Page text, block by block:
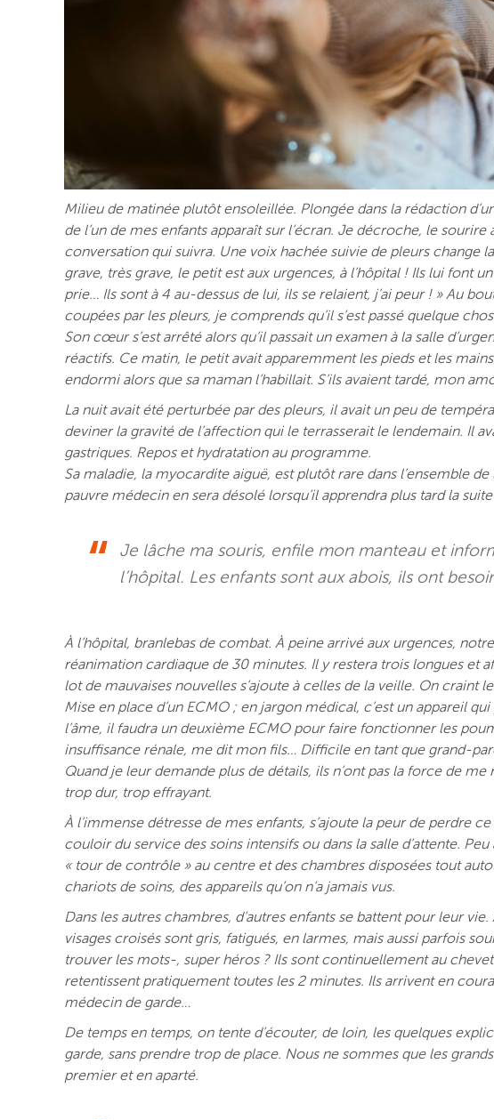
Milieu de matinée plutôt ensoleillée. Plongée dans la rédaction
de l’un de mes enfants apparaît sur l’écran. Je décroche, le
conversation qui suivra. Une voix hachée suivie de pleurs change
grave, très grave, le petit est aux urgences, à l’hôpital ! Ils lui font
prie… Ils sont à 4 au-dessus de lui, ils se relaient, j’ai peur ! » Au
coupées par les pleurs, je comprends qu’il s’est passé quelque
Son cœur s’est arrêté alors qu’il passait un examen à la salle
réactifs. Ce matin, le petit avait apparemment les pieds et les
endormi alors que sa maman l’habillait. S’ils avaient tardé, mon
La nuit avait été perturbée par des pleurs, il avait un peu de
deviner la gravité de l’affection qui le terrasserait le lendemain. Il
gastriques. Repos et hydratation au programme.
Sa maladie, la myocardite aiguë, est plutôt rare dans l’ensemble
pauvre médecin en sera désolé lorsqu’il apprendra plus tard la
Je lâche ma souris, enfile mon manteau et
l’hôpital. Les enfants sont aux abois, ils ont
À l’hôpital, branlebas de combat. À peine arrivé aux urgences,
réanimation cardiaque de 30 minutes. Il y restera trois longues et
lot de mauvaises nouvelles s’ajoute à celles de la veille. On craint
Mise en place d’un ECMO ; en jargon médical, c’est un appareil
l’âme, il faudra un deuxième ECMO pour faire fonctionner les
insuffisance rénale, me dit mon fils… Difficile en tant que grand-
Quand je leur demande plus de détails, ils n’ont pas la force de
trop dur, trop effrayant.
À l’immense détresse de mes enfants, s’ajoute la peur de perdre
couloir du service des soins intensifs ou dans la salle d’attente.
« tour de contrôle » au centre et des chambres disposées tout
chariots de soins, des appareils qu’on n’a jamais vus.
Dans les autres chambres, d’autres enfants se battent pour leur
visages croisés sont gris, fatigués, en larmes, mais aussi parfois
trouver les mots-, super héros ? Ils sont continuellement au
retentissent pratiquement toutes les 2 minutes. Ils arrivent en
médecin de garde…
De temps en temps, on tente d’écouter, de loin, les quelques
garde, sans prendre trop de place. Nous ne sommes que les
premier et en aparté.